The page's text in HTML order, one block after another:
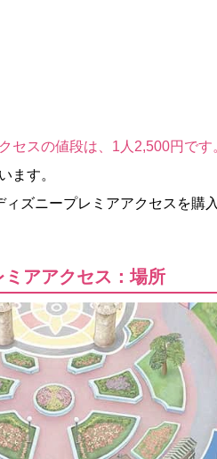
セスの値段は、1人2,500円です
ます。
ズニープレミアアクセスを購
アアクセス：場所